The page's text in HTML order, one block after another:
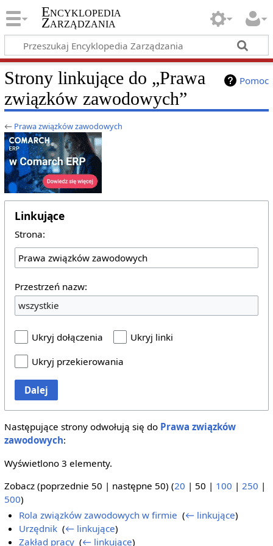
Encyklopedia
Zarządzania
Pomoc
Strony linkujące do „Prawa
związków zawodowych”
← Prawa związków zawodowych
Linkujące
Strona:
Przestrzeń nazw:
wszystkie
Ukryj dołączenia
Ukryj linki
Ukryj przekierowania
Dalej
Następujące strony odwołują się do Prawa związków
zawodowych:
Wyświetlono 3 elementy.
Zobacz (poprzednie 50 | następne 50) (20 | 50 | 100 | 250 |
500)
Rola związków zawodowych w firmie ‎(← linkujące)
Urzędnik ‎(← linkujące)
Zakład pracy ‎(← linkujące)